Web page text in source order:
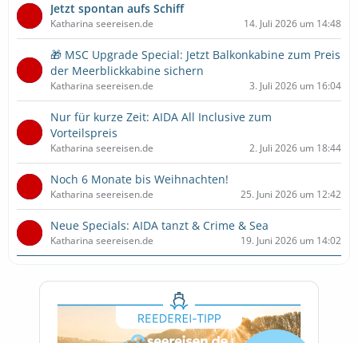
Jetzt spontan aufs Schiff
Katharina seereisen.de 14. Juli 2026 um 14:48
🎁 MSC Upgrade Special: Jetzt Balkonkabine zum Preis
der Meerblickkabine sichern
Katharina seereisen.de 3. Juli 2026 um 16:04
Nur für kurze Zeit: AIDA All Inclusive zum
Vorteilspreis
Katharina seereisen.de 2. Juli 2026 um 18:44
Noch 6 Monate bis Weihnachten!
Katharina seereisen.de 25. Juni 2026 um 12:42
Neue Specials: AIDA tanzt & Crime & Sea
Katharina seereisen.de 19. Juni 2026 um 14:02